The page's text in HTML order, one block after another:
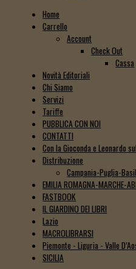
Home
Carrello
Account
Check Out
Cassa
Novità Editoriali
Chi Siamo
Servizi
Tariffe
PUBBLICA CON NOI
CONTATTI
Con la Gioconda e Leonardo
Distribuzione
Campania-Puglia-
EMILIA ROMAGNA-MARCHE-
FASTBOOK
IL GIARDINO DEI LIBRI
Lazio
MACROLIBRARSI
Piemonte - Liguria - Valle
SICILIA